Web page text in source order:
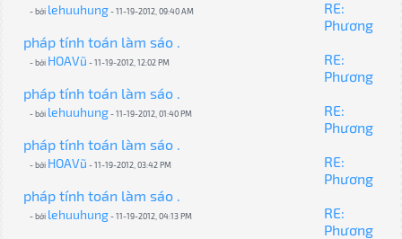
- bởi lehuuhung- 11-19-2012, 09:40 AM
RE:
Phương
pháp tính toán làm sáo .
- bởi HOAVũ - 11-19-2012, 12:02 PM
RE:
Phương
pháp tính toán làm sáo .
- bởi lehuuhung- 11-19-2012, 01:40 PM
RE:
Phương
pháp tính toán làm sáo .
- bởi HOAVũ - 11-19-2012, 03:42 PM
RE:
Phương
pháp tính toán làm sáo .
- bởi lehuuhung- 11-19-2012, 04:13 PM
RE:
Phương